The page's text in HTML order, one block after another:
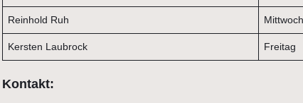
Reinhold Ruh Mittwoch
Kersten Laubrock Freitag
Kontakt: